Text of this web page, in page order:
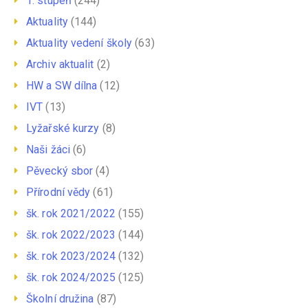
Aktuality(144)
Aktuality vedení školy (63)
Archiv aktualit (2)
HW a SW dílna (12)
IVT (13)
Lyžařské kurzy (8)
Naši žáci(6)
Pěvecký sbor (4)
Přírodní vědy (61)
šk. rok 2021/2022 (155)
šk. rok 2022/2023 (144)
šk. rok 2023/2024(132)
šk. rok 2024/2025 (125)
Školní družina (87)